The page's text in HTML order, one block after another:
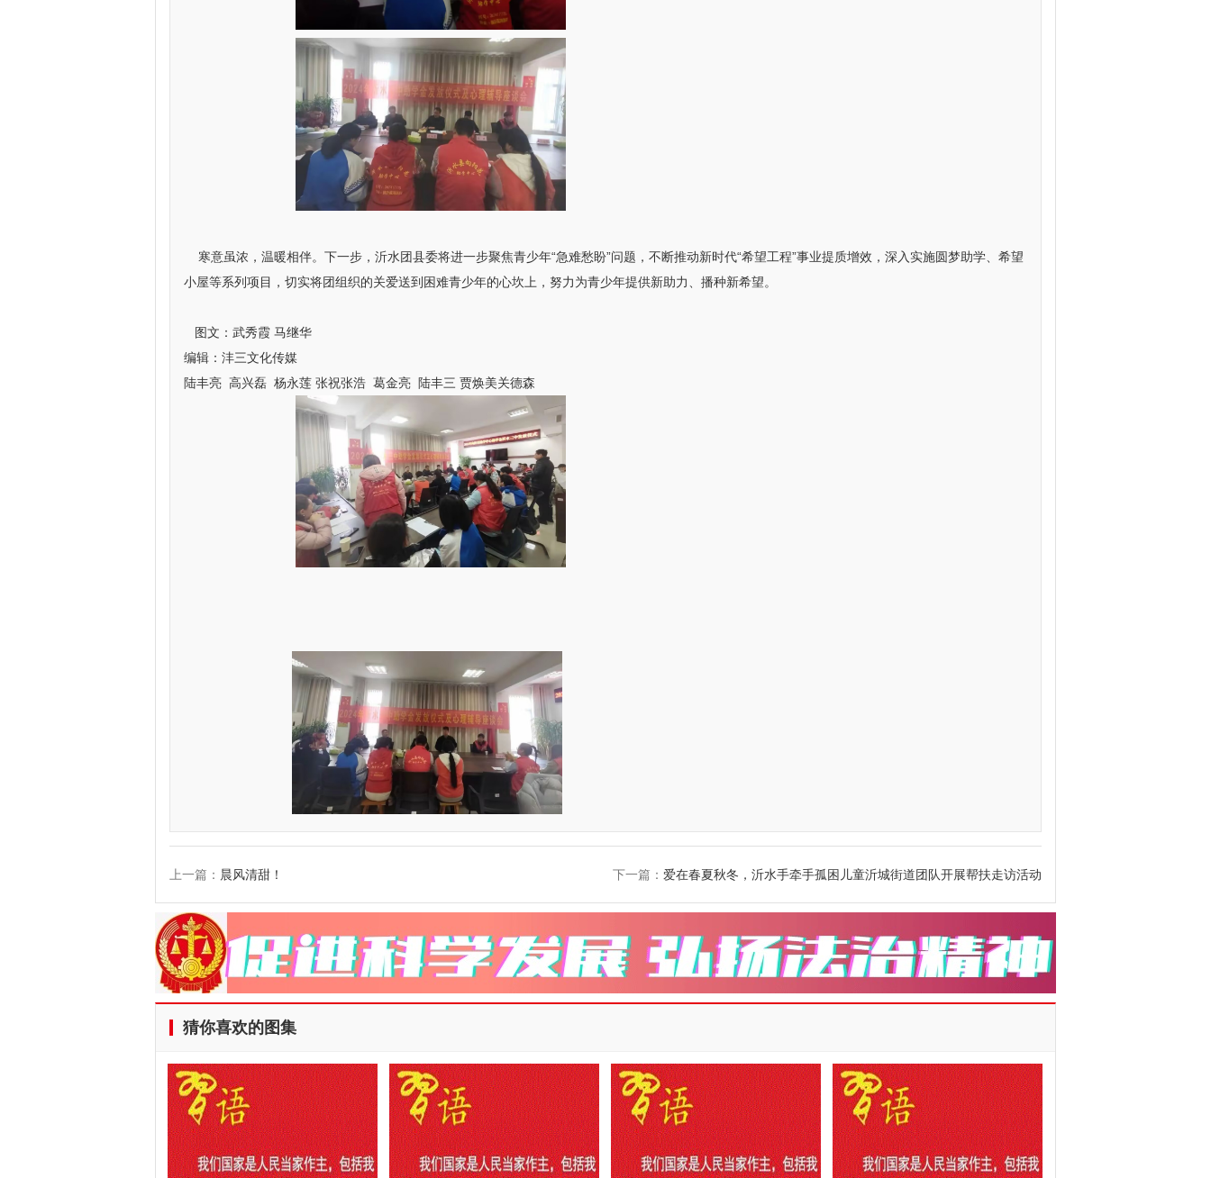
寒意虽浓，温暖相伴。下一步，沂水团县委将进一步聚焦青少年“急难愁盼”问题，不断推动新时代“希望工程”事业提质增效，深入实施圆梦助学、希望
小屋等系列项目，切实将团组织的关爱送到困难青少年的心坎上，努力为青少年提供新助力、播种新希望。
图文：武秀霞 马继华
编辑：沣三文化传媒
陆丰亮 高兴磊 杨永莲 张祝张浩 葛金亮 陆丰三 贾焕美关德森
下一篇： 爱在春夏秋冬，沂水手牵手孤困儿童沂城街道团队开展帮扶走访活动
上一篇： 晨风清甜！
猜你喜欢的图集